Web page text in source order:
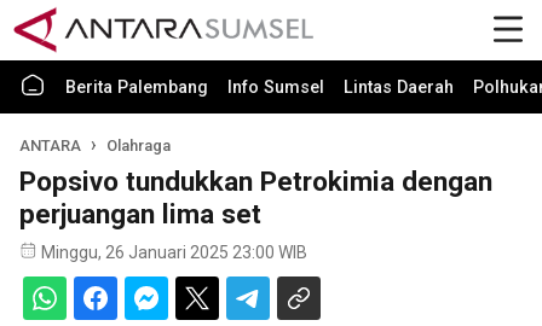
Berita Palembang Info Sumsel Lintas Daerah
ANTARA Olahraga
Popsivo tundukkan Petrokimia dengan
perjuangan lima set
Minggu, 26 Januari 2025 23:00 WIB